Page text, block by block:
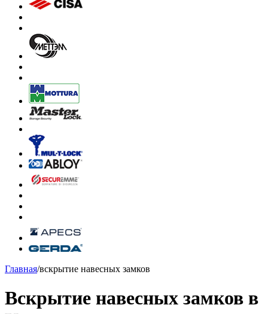
Главная/вскрытие навесных замков
Вскрытие навесных замков в